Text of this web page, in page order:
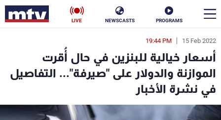
PROGRAMS
NEWSCASTS
LIVE
15 Feb 2022
19:44 PM
أسعار خيالية للبنزين في حال أُقرت
الموازنة والدولار على "صيرفة"... التفاصيل
في نشرة الأخبار
en
الأخبار
سياسة
إقتصاد فن